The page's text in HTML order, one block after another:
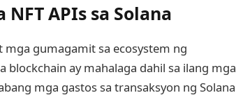
APIs sa Solana
gumagamit sa ecosystem ng
blockchain ay mahalaga dahil sa ilang mga
mga gastos sa transaksyon ng Solana